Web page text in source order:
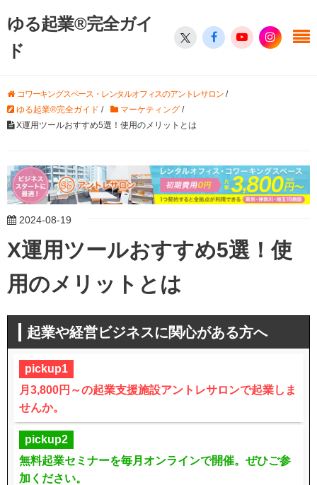
ゆる起業®完全ガイ
ド
コワーキングスペース・レンタルオフィスのアントレサロン/
ゆる起業®完全ガイド / マーケティング /
X運用ツールおすすめ5選！使用のメリットとは
2024-08-19
X運用ツールおすすめ5選！使
用のメリットとは
起業や経営ビジネスに関心がある方へ
pickup1
月3,800円～の起業支援施設アントレサロンで起業しま
せんか。
pickup2
無料起業セミナーを毎月オンラインで開催。ぜひご参
加ください。